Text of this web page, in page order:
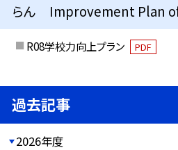
らん Improvement Plan of
R08学校力向上プラン PDF
過去記事
2026年度